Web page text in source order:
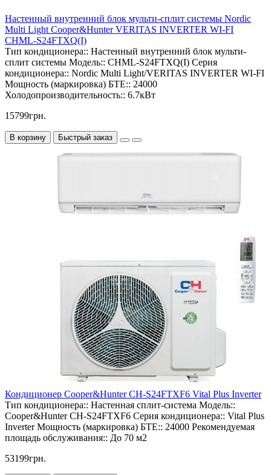
Настенный внутренний блок мульти-сплит системы Nordic
Multi Light Cooper&Hunter VERITAS INVERTER WI-FI
CHML-S24FTXQ(I)
Тип кондиционера:: Настенный внутренний блок мульти-
сплит системы Модель:: CHML-S24FTXQ(I) Серия
кондиционера:: Nordic Multi Light/VERITAS INVERTER WI-FI
Мощность (маркировка) БТЕ:: 24000
Холодопроизводительность:: 6.7кВт
15799грн.
В корзину Быстрый заказ
Кондиционер Cooper&Hunter CH-S24FTXF6 Vital Plus Inverter
Тип кондиционера:: Настенная сплит-система Модель::
Cooper&Hunter CH-S24FTXF6 Серия кондиционера:: Vital Plus
Inverter Мощность (маркировка) БТЕ:: 24000 Рекомендуемая
площадь обслуживания:: До 70 м2
53199грн.